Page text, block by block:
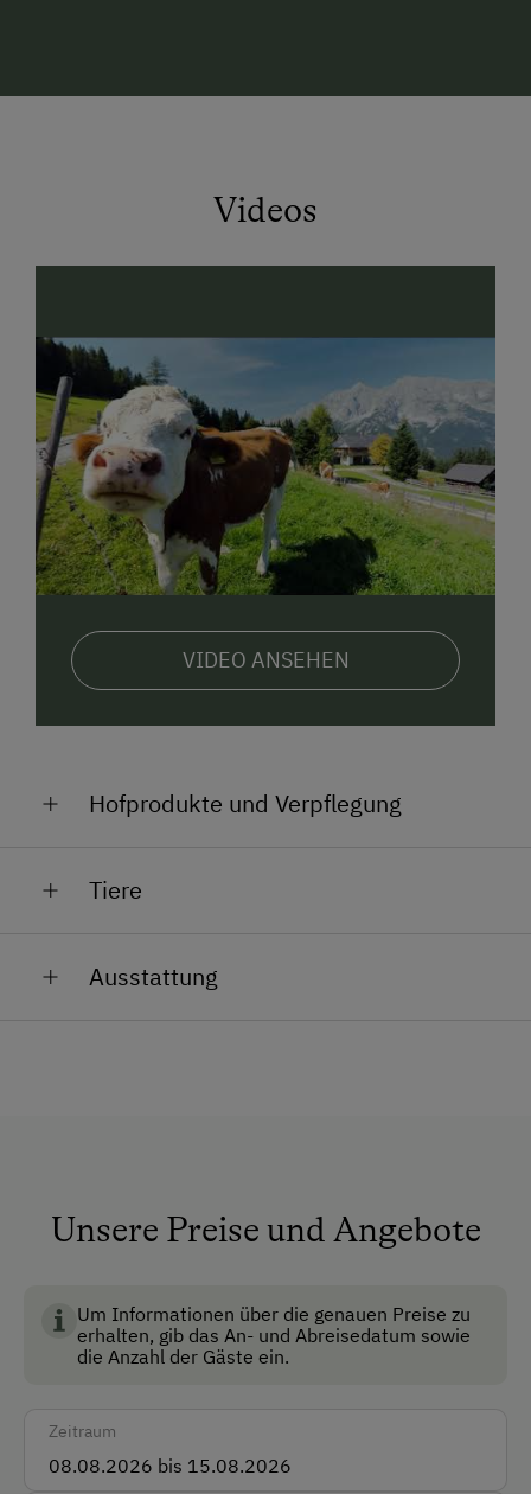
zu 9 Personen.
Videos
VIDEO ANSEHEN
Hofprodukte und Verpflegung
Vermietungshütte
Tiere
Von Mai bis September werden unsere Jungtiere
Ihnen auf der Alm Gesellschaft leisten. Die Jungtiere
Ausstattung
Deutsch
Englisch
Almhüttenvermietung
Unsere Preise und Angebote
Um Informationen über die genauen Preise zu
erhalten, gib das An- und Abreisedatum sowie
die Anzahl der Gäste ein.
Zeitraum